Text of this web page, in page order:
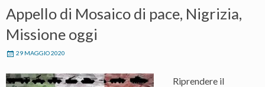
Appello di Mosaico di pace, Nigrizia,
Missione oggi
29 MAGGIO 2020
Riprendere il